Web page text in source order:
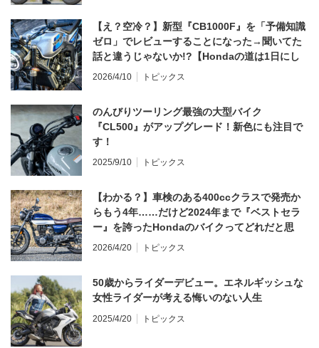
【え？空冷？】新型『CB1000F』を「予備知識
ゼロ」でレビューすることになった→聞いてた
話と違うじゃないか!?【Hondaの道は1日にし
てならず／CB1000F ①第一印象 編】
2026/4/10 トピックス
のんびりツーリング最強の大型バイク
『CL500』がアップグレード！新色にも注目で
す！
2025/9/10 トピックス
【わかる？】車検のある400ccクラスで発売か
らもう4年……だけど2024年まで『ベストセラ
ー』を誇ったHondaのバイクってどれだと思
う？
2026/4/20 トピックス
50歳からライダーデビュー。エネルギッシュな
女性ライダーが考える悔いのない人生
2025/4/20 トピックス